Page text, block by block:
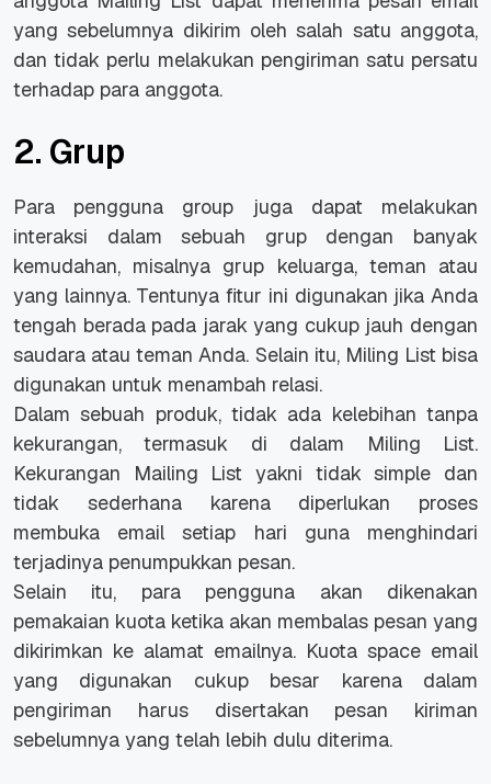
yang sebelumnya dikirim oleh salah satu anggota,
dan tidak perlu melakukan pengiriman satu persatu
terhadap para anggota.
2. Grup
Para pengguna group juga dapat melakukan
interaksi dalam sebuah grup dengan banyak
kemudahan, misalnya grup keluarga, teman atau
yang lainnya. Tentunya fitur ini digunakan jika Anda
tengah berada pada jarak yang cukup jauh dengan
saudara atau teman Anda. Selain itu, Miling List bisa
digunakan untuk menambah relasi.
Dalam sebuah produk, tidak ada kelebihan tanpa
kekurangan, termasuk di dalam Miling List.
Kekurangan Mailing List yakni tidak simple dan
tidak sederhana karena diperlukan proses
membuka email setiap hari guna menghindari
terjadinya penumpukkan pesan.
Selain itu, para pengguna akan dikenakan
pemakaian kuota ketika akan membalas pesan yang
dikirimkan ke alamat emailnya. Kuota space email
yang digunakan cukup besar karena dalam
pengiriman harus disertakan pesan kiriman
sebelumnya yang telah lebih dulu diterima.